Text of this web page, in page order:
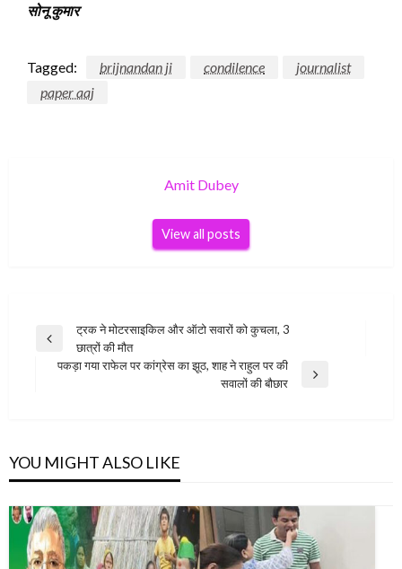
सोनू कुमार
Tagged: brijnandan ji condilence
journalist
paper aaj
Amit Dubey
View all posts
Post
navigation
Previous
Post
ट्रक ने मोटरसाइकिल और ऑटो सवारों को कुचला, 3
छात्रों की मौत
पकड़ा गया राफेल पर कांग्रेस का झूठ, शाह ने राहुल पर की
सवालों की बौछार
YOU MIGHT ALSO LIKE